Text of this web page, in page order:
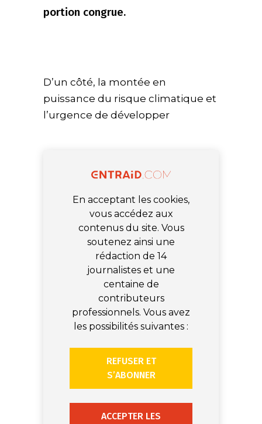
portion congrue.
D’un côté, la montée en
puissance du risque climatique et
l’urgence de développer
En acceptant les cookies,
vous accédez aux
contenus du site. Vous
soutenez ainsi une
rédaction de 14
journalistes et une
centaine de
contributeurs
professionnels. Vous avez
les possibilités suivantes :
REFUSER ET
S’ABONNER
ACCEPTER LES